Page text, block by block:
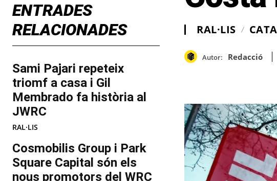
ENTRADES
RELACIONADES
Sami Pajari repeteix
triomf a casa i Gil
Membrado fa història al
JWRC
RAL·LIS
Cosmobilis Group i Park
Square Capital són els
nous promotors del WRC
RAL·LIS
Autor: Redacció